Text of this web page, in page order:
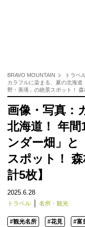
BRAVO MOUNTAIN
トラベ
カラフルに染まる、夏の北海道
野・美瑛」の絶景スポット！
画像・写真：
北海道！ 年
ンダー畑」と
スポット！
計5枚】
2025.6.28
トラベル 名所・観光
#観光名所 #花見 #富